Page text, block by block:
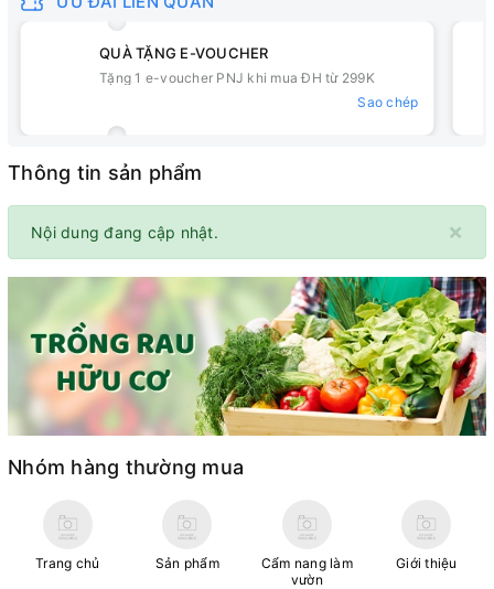
QUÀ TẶNG E-VOUCHER
Tặng 1 e-voucher PNJ khi mua ĐH từ 299K
Sao chép
Thông tin sản phẩm
×
Nội dung đang cập nhật.
Nhóm hàng thường mua
Trang chủ Sản phẩm
Cẩm nang làm
vườn
Giới thiệu